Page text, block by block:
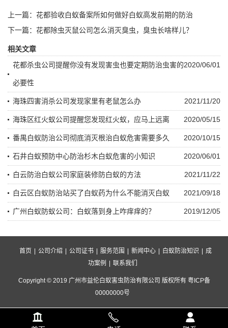
上一篇： 花都验收白蚁备案所如何做好白蚁高发前期的防治
下一篇： 花都除虫灭鼠公司怎么消灭臭虫，臭虫长啥样儿？
相关文章
2020/06/01
花都杀虫公司提醒你没有发现害虫也要定期防治虫害的
必要性
2021/11/20
海珠四害消杀公司发现家里有老鼠怎么办
2020/05/15
海珠区红火蚁公司提醒您发现红火蚁，应马上远离
2020/10/15
番禺白蚁防治公司彻底消灭根治白蚁危害需要多久
2020/06/01
石井白蚁预防中心防治杉木白蚁危害的小知识
2021/11/22
白云防治白蚁公司家庭装修防白蚁的方法
2021/09/18
白云区白蚁防治站买了白蚁药为什么不能消灭白蚁
2019/12/05
广州白蚁防蚁公司：白蚁落到身上咋痒痒的？
首页 | 公司介绍 | 公司证书 | 服务范围 | 新闻中心 | 白蚁防治知识 | 成
功案例
| 联系我们
Copyright © 2019 广州市益伦白蚁害虫防治有限公司 版权所有 粤ICP备
00000000号